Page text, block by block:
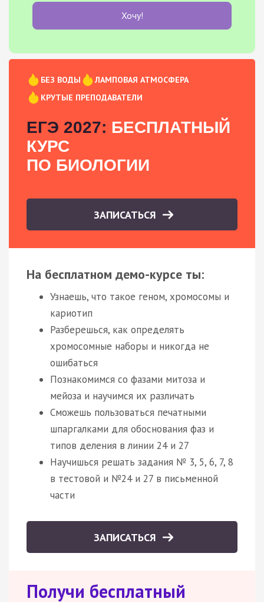
Хочу!
БЕЗ ВОДЫ
ЛАМПОВАЯ АТМОСФЕРА
КРУТЫЕ ПРЕПОДАВАТЕЛИ
ЕГЭ 2027: БЕСПЛАТНЫЙ
КУРС
ПО БИОЛОГИИ
ЗАПИСАТЬСЯ
На бесплатном демо-курсе ты:
Узнаешь, что такое геном, хромосомы и
кариотип
Разберешься, как определять
хромосомные наборы и никогда не
ошибаться
Познакомимся со фазами митоза и
мейоза и научимся их различать
Сможешь пользоваться печатными
шпаргалками для обоснования фаз и
типов деления в линии 24 и 27
Научишься решать задания № 3, 5, 6, 7, 8
в тестовой и №24 и 27 в письменной
части
ЗАПИСАТЬСЯ
Получи бесплатный